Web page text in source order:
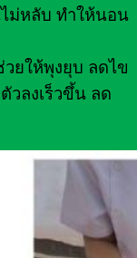
ม่หลับ ทำให้นอน
ยให้พุงยุบ ลดไข
ลงเร็วขึ้น ลด